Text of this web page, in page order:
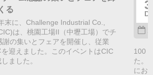
る
末に、Challenge Industrial Co.,
は、桃園工場II（中壢工場）でチ
謝の集いとフェアを開催し、従業
迎えました。このイベントはCIC
ました。
100
た。
にお